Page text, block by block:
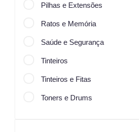
Pilhas e Extensões
Ratos e Memória
Saúde e Segurança
Tinteiros
Tinteiros e Fitas
Toners e Drums